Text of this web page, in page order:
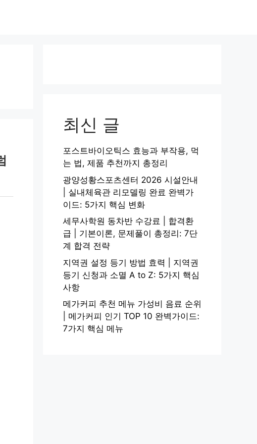
최신 글
포스트바이오틱스 효능과 부작용, 먹
는 법, 제품 추천까지 총정리
광양성황스포츠센터 2026 시설안내
| 실내체육관 리모델링 완료 완벽가
이드: 5가지 핵심 변화
세무사학원 동차반 수강료 | 합격환
급 | 기본이론, 문제풀이 총정리: 7단
계 합격 전략
지역권 설정 등기 방법 효력 | 지역권
등기 신청과 소멸 A to Z: 5가지 핵심
사항
메가커피 추천 메뉴 가성비 음료 순위
| 메가커피 인기 TOP 10 완벽가이드:
7가지 핵심 메뉴